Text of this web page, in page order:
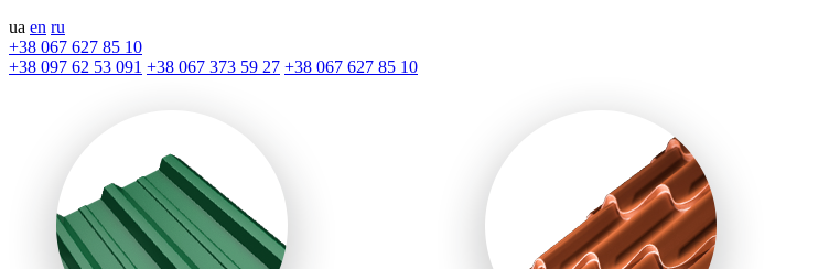
ua en ru
+38 067 627 85 10
+38 097 62 53 091 +38 067 373 59 27 +38 067 627 85 10